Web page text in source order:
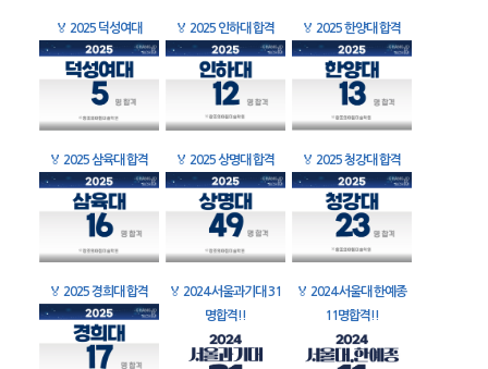
🏅 2025 덕성여대 🏅 2025 인하대 합격 🏅 2025 한양대 합격
🏅 2025 삼육대 합격 🏅 2025 상명대 합격 🏅 2025 청강대 합격
🏅 2025 경희대 합격 🏅 2024 서울과기대 31
명합격!!
🏅 2024 서울대 한예종
11명합격!!